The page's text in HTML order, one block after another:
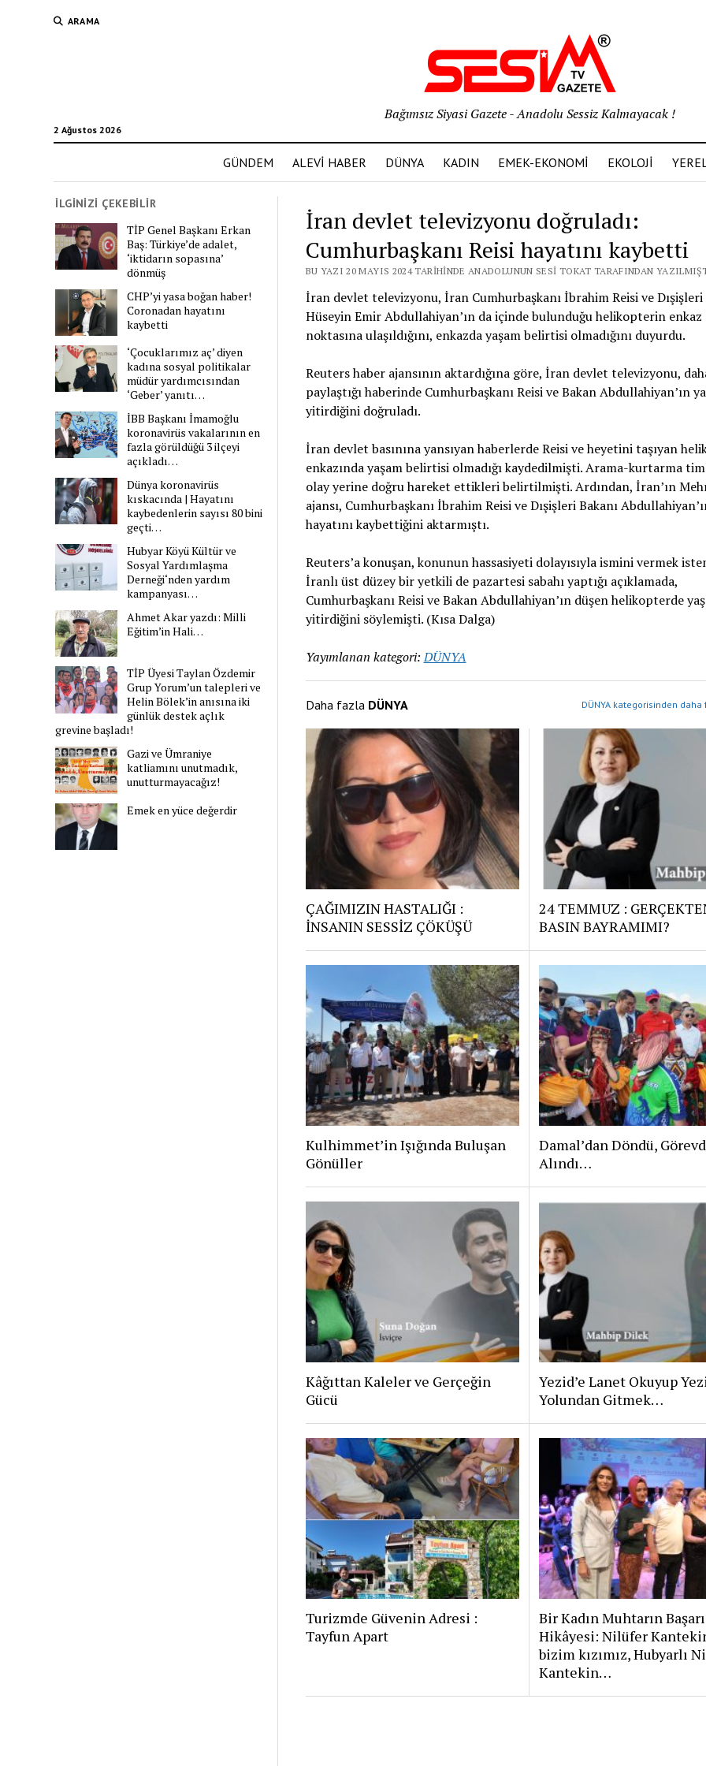
ARAMA
2 Ağustos 2026
Bağımsız Siyasi Gazete - Anadolu Sessiz Kalmayacak !
GÜNDEM ALEVİ HABER DÜNYA KADIN EMEK-EKONOMİ EKOLOJİ
İLGİNİZİ ÇEKEBİLİR
TİP Genel Başkanı Erkan
Baş: Türkiye’de adalet,
‘iktidarın sopasına’
dönmüş
CHP’yi yasa boğan haber!
Coronadan hayatını
kaybetti
‘Çocuklarımız aç’ diyen
kadına sosyal politikalar
müdür yardımcısından
‘Geber’ yanıtı…
İBB Başkanı İmamoğlu
koronavirüs vakalarının en
fazla görüldüğü 3 ilçeyi
açıkladı…
Dünya koronavirüs
kıskacında | Hayatını
kaybedenlerin sayısı 80 bini
geçti…
Hubyar Köyü Kültür ve
Sosyal Yardımlaşma
Derneği‘nden yardım
kampanyası…
Ahmet Akar yazdı: Milli
Eğitim’in Hali…
TİP Üyesi Taylan Özdemir
Grup Yorum’un talepleri ve
Helin Bölek’in anısına iki
günlük destek açlık
grevine başladı!
Gazi ve Ümraniye
katliamını unutmadık,
unutturmayacağız!
Emek en yüce değerdir
İran devlet televizyonu doğruladı:
Cumhurbaşkanı Reisi hayatını kaybetti
BU YAZI 20 MAYIS 2024 TARIHINDE ANADOLUNUN SESI TOKAT TARAFINDAN
İran devlet televizyonu, İran Cumhurbaşkanı İbrahim Reisi ve Dışişleri
Hüseyin Emir Abdullahiyan’ın da içinde bulunduğu helikopterin enkaz
noktasına ulaşıldığını, enkazda yaşam belirtisi olmadığını duyurdu.
Reuters haber ajansının aktardığına göre, İran devlet televizyonu,
paylaştığı haberinde Cumhurbaşkanı Reisi ve Bakan Abdullahiyan’ın
yitirdiğini doğruladı.
İran devlet basınına yansıyan haberlerde Reisi ve heyetini taşıyan
enkazında yaşam belirtisi olmadığı kaydedilmişti. Arama-kurtarma
olay yerine doğru hareket ettikleri belirtilmişti. Ardından, İran’ın
ajansı, Cumhurbaşkanı İbrahim Reisi ve Dışişleri Bakanı
hayatını kaybettiğini aktarmıştı.
Reuters’a konuşan, konunun hassasiyeti dolayısıyla ismini vermek
İranlı üst düzey bir yetkili de pazartesi sabahı yaptığı açıklamada,
Cumhurbaşkanı Reisi ve Bakan Abdullahiyan’ın düşen helikopterde
yitirdiğini söylemişti. (Kısa Dalga)
Yayımlanan kategori: DÜNYA
Daha fazla DÜNYA DÜNYA kategorisinden daha
ÇAĞIMIZIN HASTALIĞI :
İNSANIN SESSİZ ÇÖKÜŞÜ
24 TEMMUZ :
BASIN BAYRAMIMI?
Kulhimmet’in Işığında Buluşan
Gönüller
Damal’dan Döndü,
Alındı…
Kâğıttan Kaleler ve Gerçeğin
Gücü
Yezid’e Lanet Okuyup
Yolundan Gitmek…
Turizmde Güvenin Adresi :
Tayfun Apart
Bir Kadın Muhtarın Başarı
Hikâyesi: Nilüfer
bizim kızımız, Hubyarlı
Kantekin…